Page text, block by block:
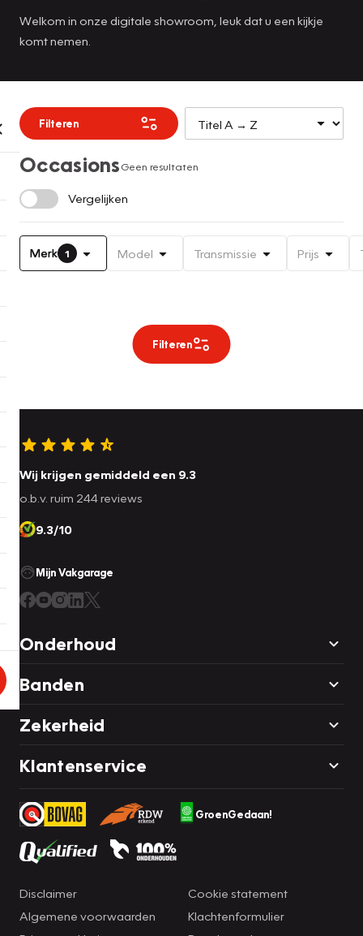
Welkom in onze digitale showroom, leuk dat u een kijkje
komt nemen.
Filteren
OccasionsGeen resultaten
Vergelijken
Merk 1 Model Transmissie Prijs
Filteren
Wij krijgen gemiddeld een 9.3
o.b.v. ruim 244 reviews
9.3/10
Mijn Vakgarage
Onderhoud
Banden
Zekerheid
Klantenservice
GroenGedaan!
Disclaimer
Algemene voorwaarden
Cookie statement
Klachtenformulier